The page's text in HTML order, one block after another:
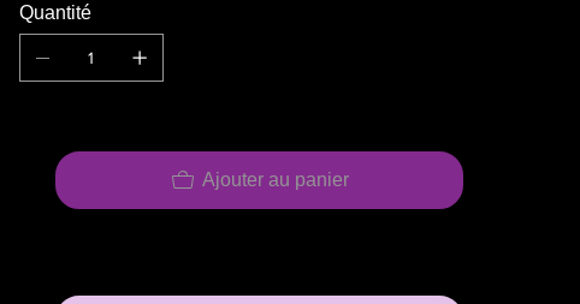
Quantité
Ajouter au panier